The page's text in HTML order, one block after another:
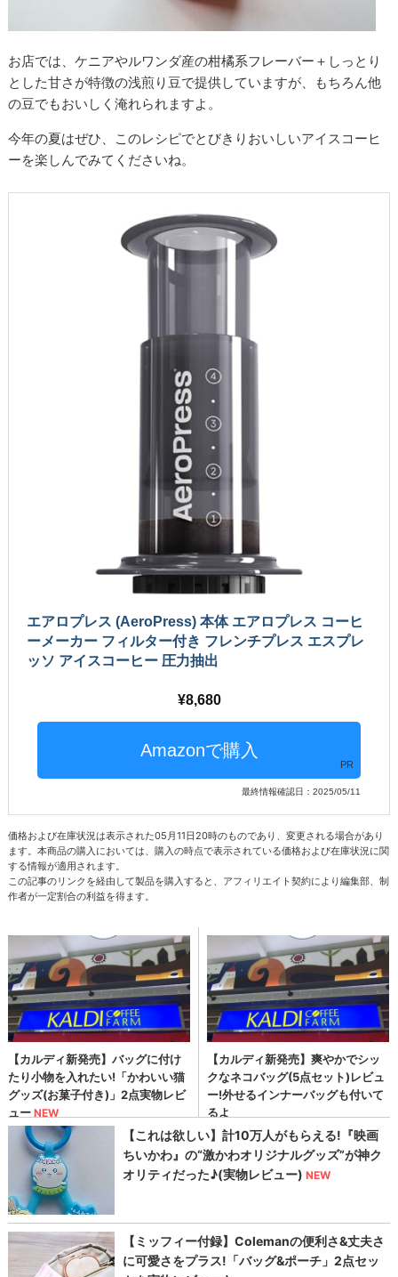
お店では、ケニアやルワンダ産の柑橘系フレーバー＋しっとり
とした甘さが特徴の浅煎り豆で提供していますが、もちろん他
の豆でもおいしく淹れられますよ。
今年の夏はぜひ、このレシピでとびきりおいしいアイスコーヒ
ーを楽しんでみてくださいね。
エアロプレス (AeroPress) 本体 エアロプレス コーヒ
ーメーカー フィルター付き フレンチプレス エスプレ
ッソ アイスコーヒー 圧力抽出
8,680
PR
最終情報確認日：2025/05/11
価格および在庫状況は表示された05月11日20時のものであり、変更される場合があり
ます。本商品の購入においては、購入の時点で表示されている価格および在庫状況に関
する情報が適用されます。
この記事のリンクを経由して製品を購入すると、アフィリエイト契約により編集部、制
作者が一定割合の利益を得ます。